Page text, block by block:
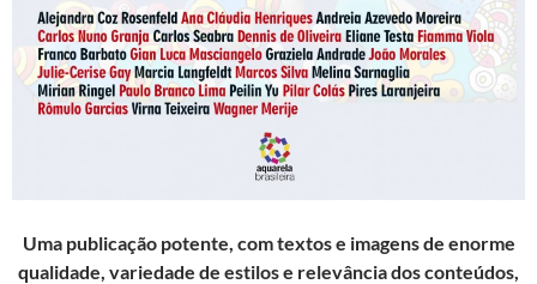
Umapublicação potente, com textos e imagens de enorme
qualidade, variedade de estilos e relevância dos conteúdos,